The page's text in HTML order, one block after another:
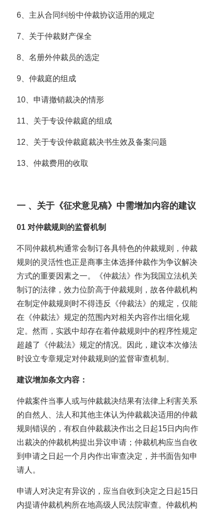
6、主从合同纠纷中仲裁协议适用的规定
7、关于仲裁财产保全
8、名册外仲裁员的选定
9、仲裁庭的组成
10、申请撤销裁决的情形
11、关于专设仲裁庭的组成
12、关于专设仲裁庭裁决书生效及备案问题
13、仲裁费用的收取
一 、关于《征求意见稿》中需增加内容的建议
01 对仲裁规则的监督机制
不同仲裁机构通常会制订各具特色的仲裁规则，仲裁
规则的灵活性也正是商事主体选择仲裁作为争议解决
方式的重要因素之一。《仲裁法》作为我国立法机关
制订的法律，效力位阶高于仲裁规则，故各仲裁机构
在制定仲裁规则时不得违反《仲裁法》的规定，仅能
在《仲裁法》规定的范围内对相关内容作出细化规
定。然而，实践中却存在着仲裁规则中的程序性规定
超越了《仲裁法》规定的情况。因此，建议本次修法
时设立专章规定对仲裁规则的监督审查机制。
建议增加条文内容：
仲裁案件当事人或与仲裁裁决结果有法律上利害关系
的自然人、法人和其他主体认为仲裁裁决适用的仲裁
规则错误的，有权自仲裁裁决作出之日起15日内向作
出裁决的仲裁机构提出异议申请；仲裁机构应当自收
到申请之日起一个月内作出审查决定，并书面告知申
请人。
申请人对决定有异议的，应当自收到决定之日起15日
内提请仲裁机构所在地高级人民法院审查。仲裁机构